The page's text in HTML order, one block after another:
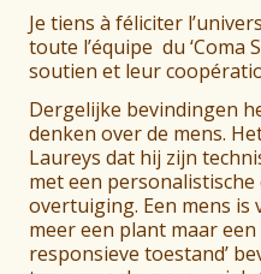
Je tiens à féliciter
toute l’équipe du ‘Coma
soutien et leur
Dergelijke bevindingen
denken over de mens.
Laureys dat hij zijn
met een
overtuiging. Een mens
meer een plant maar een
responsieve toestand’